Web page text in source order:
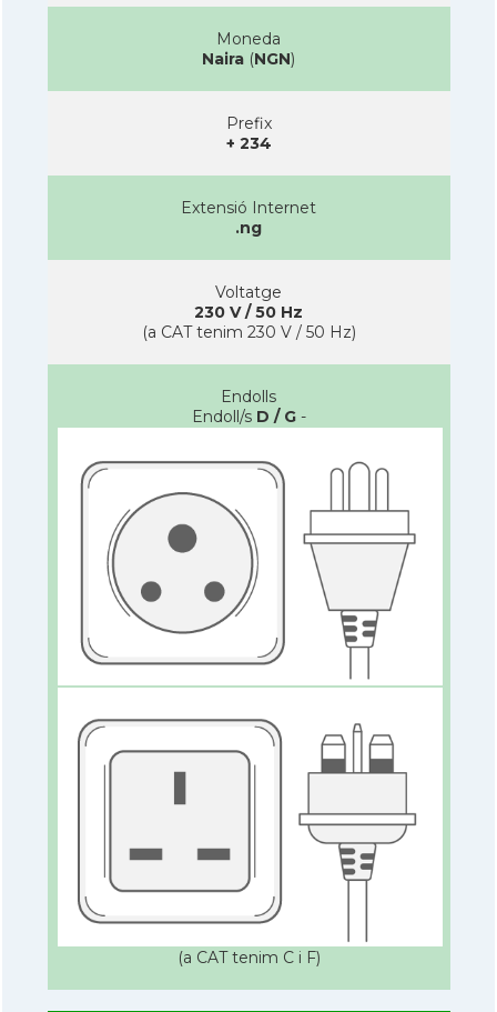
Moneda
Naira (NGN)
Prefix
+ 234
Extensió Internet
.ng
Voltatge
230 V / 50 Hz
(a CAT tenim 230 V / 50 Hz)
Endolls
Endoll/s D / G-
(a CAT tenim C i F)